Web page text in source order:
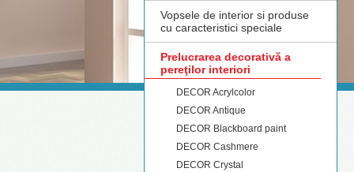
Vopsele de interior si produse
cu caracteristici speciale
Prelucrarea decorativă a
pereţilor interiori
DECOR Acrylcolor
DECOR Antique
DECOR Blackboard paint
DECOR Cashmere
DECOR Crystal